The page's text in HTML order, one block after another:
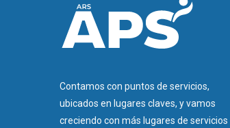
Contamos con puntos de servicios,
ubicados en lugares claves, y vamos
creciendo con más lugares de servicios